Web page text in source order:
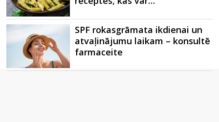
SPF rokasgrāmata ikdienai un
atvaļinājumu laikam – konsultē
farmaceite